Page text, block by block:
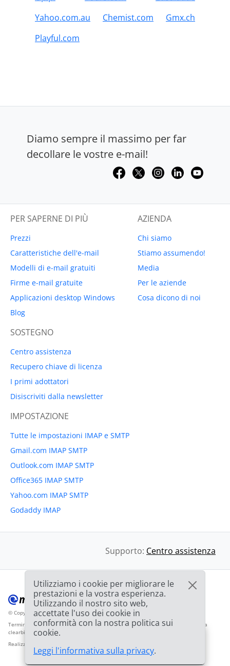
Yahoo.com.au
Chemist.com
Gmx.ch
Playful.com
Diamo sempre il massimo per far
decollare le vostre e-mail!
PER SAPERNE DI PIÙ
Prezzi
Caratteristiche dell'e-mail
Modelli di e-mail gratuiti
Firme e-mail gratuite
Applicazioni desktop Windows
Blog
AZIENDA
Chi siamo
Stiamo assumendo!
Media
Per le aziende
Cosa dicono di noi
SOSTEGNO
Centro assistenza
Recupero chiave di licenza
I primi adottatori
Disiscriviti dalla newsletter
IMPOSTAZIONE
Tutte le impostazioni IMAP e SMTP
Gmail.com IMAP SMTP
Outlook.com IMAP SMTP
Office365 IMAP SMTP
Yahoo.com IMAP SMTP
Godaddy IMAP
Supporto: Centro assistenza
© Copyright 2012-2026 Mailbird™Tutti i diritti riservati.
Termini di servizio Informativa sulla privacy Mappa del sito Logo del fornitore da
clearbit.com
Realizzato con
Utilizziamo i cookie per migliorare le
prestazioni e la vostra esperienza.
Utilizzando il nostro sito web,
accettate l'uso dei cookie in
conformità con la nostra politica sui
cookie.
Leggi l'informativa sulla privacy.
🎉OFFERTA: Sconto del
èGRATUITA!